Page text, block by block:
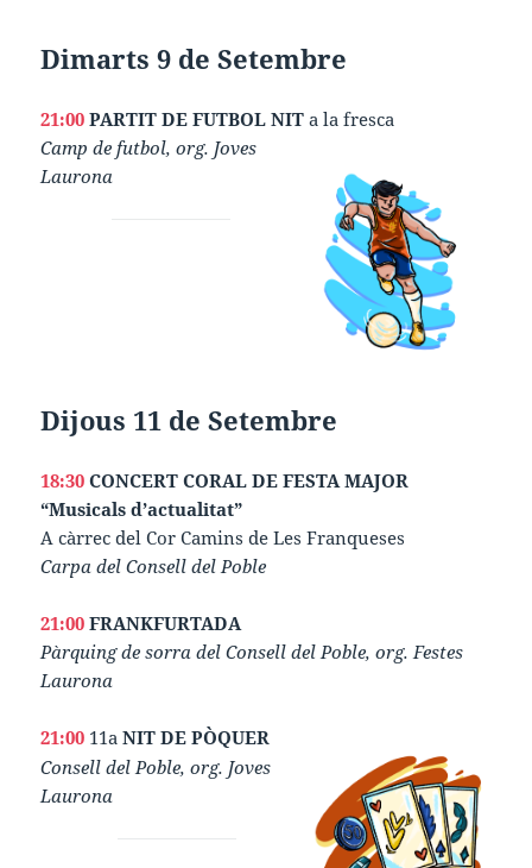
Dimarts 9 de Setembre
21:00 PARTIT DE FUTBOL NIT a la fresca
Camp de futbol, org. Joves
Laurona
Dijous 11 de Setembre
18:30 CONCERT CORAL DE FESTA MAJOR
“Musicals d’actualitat”
A càrrec del Cor Camins de Les Franqueses
Carpa del Consell del Poble
21:00 FRANKFURTADA
Pàrquing de sorra del Consell del Poble, org. Festes
Laurona
21:00 11aNIT DE PÒQUER
Consell del Poble, org. Joves
Laurona